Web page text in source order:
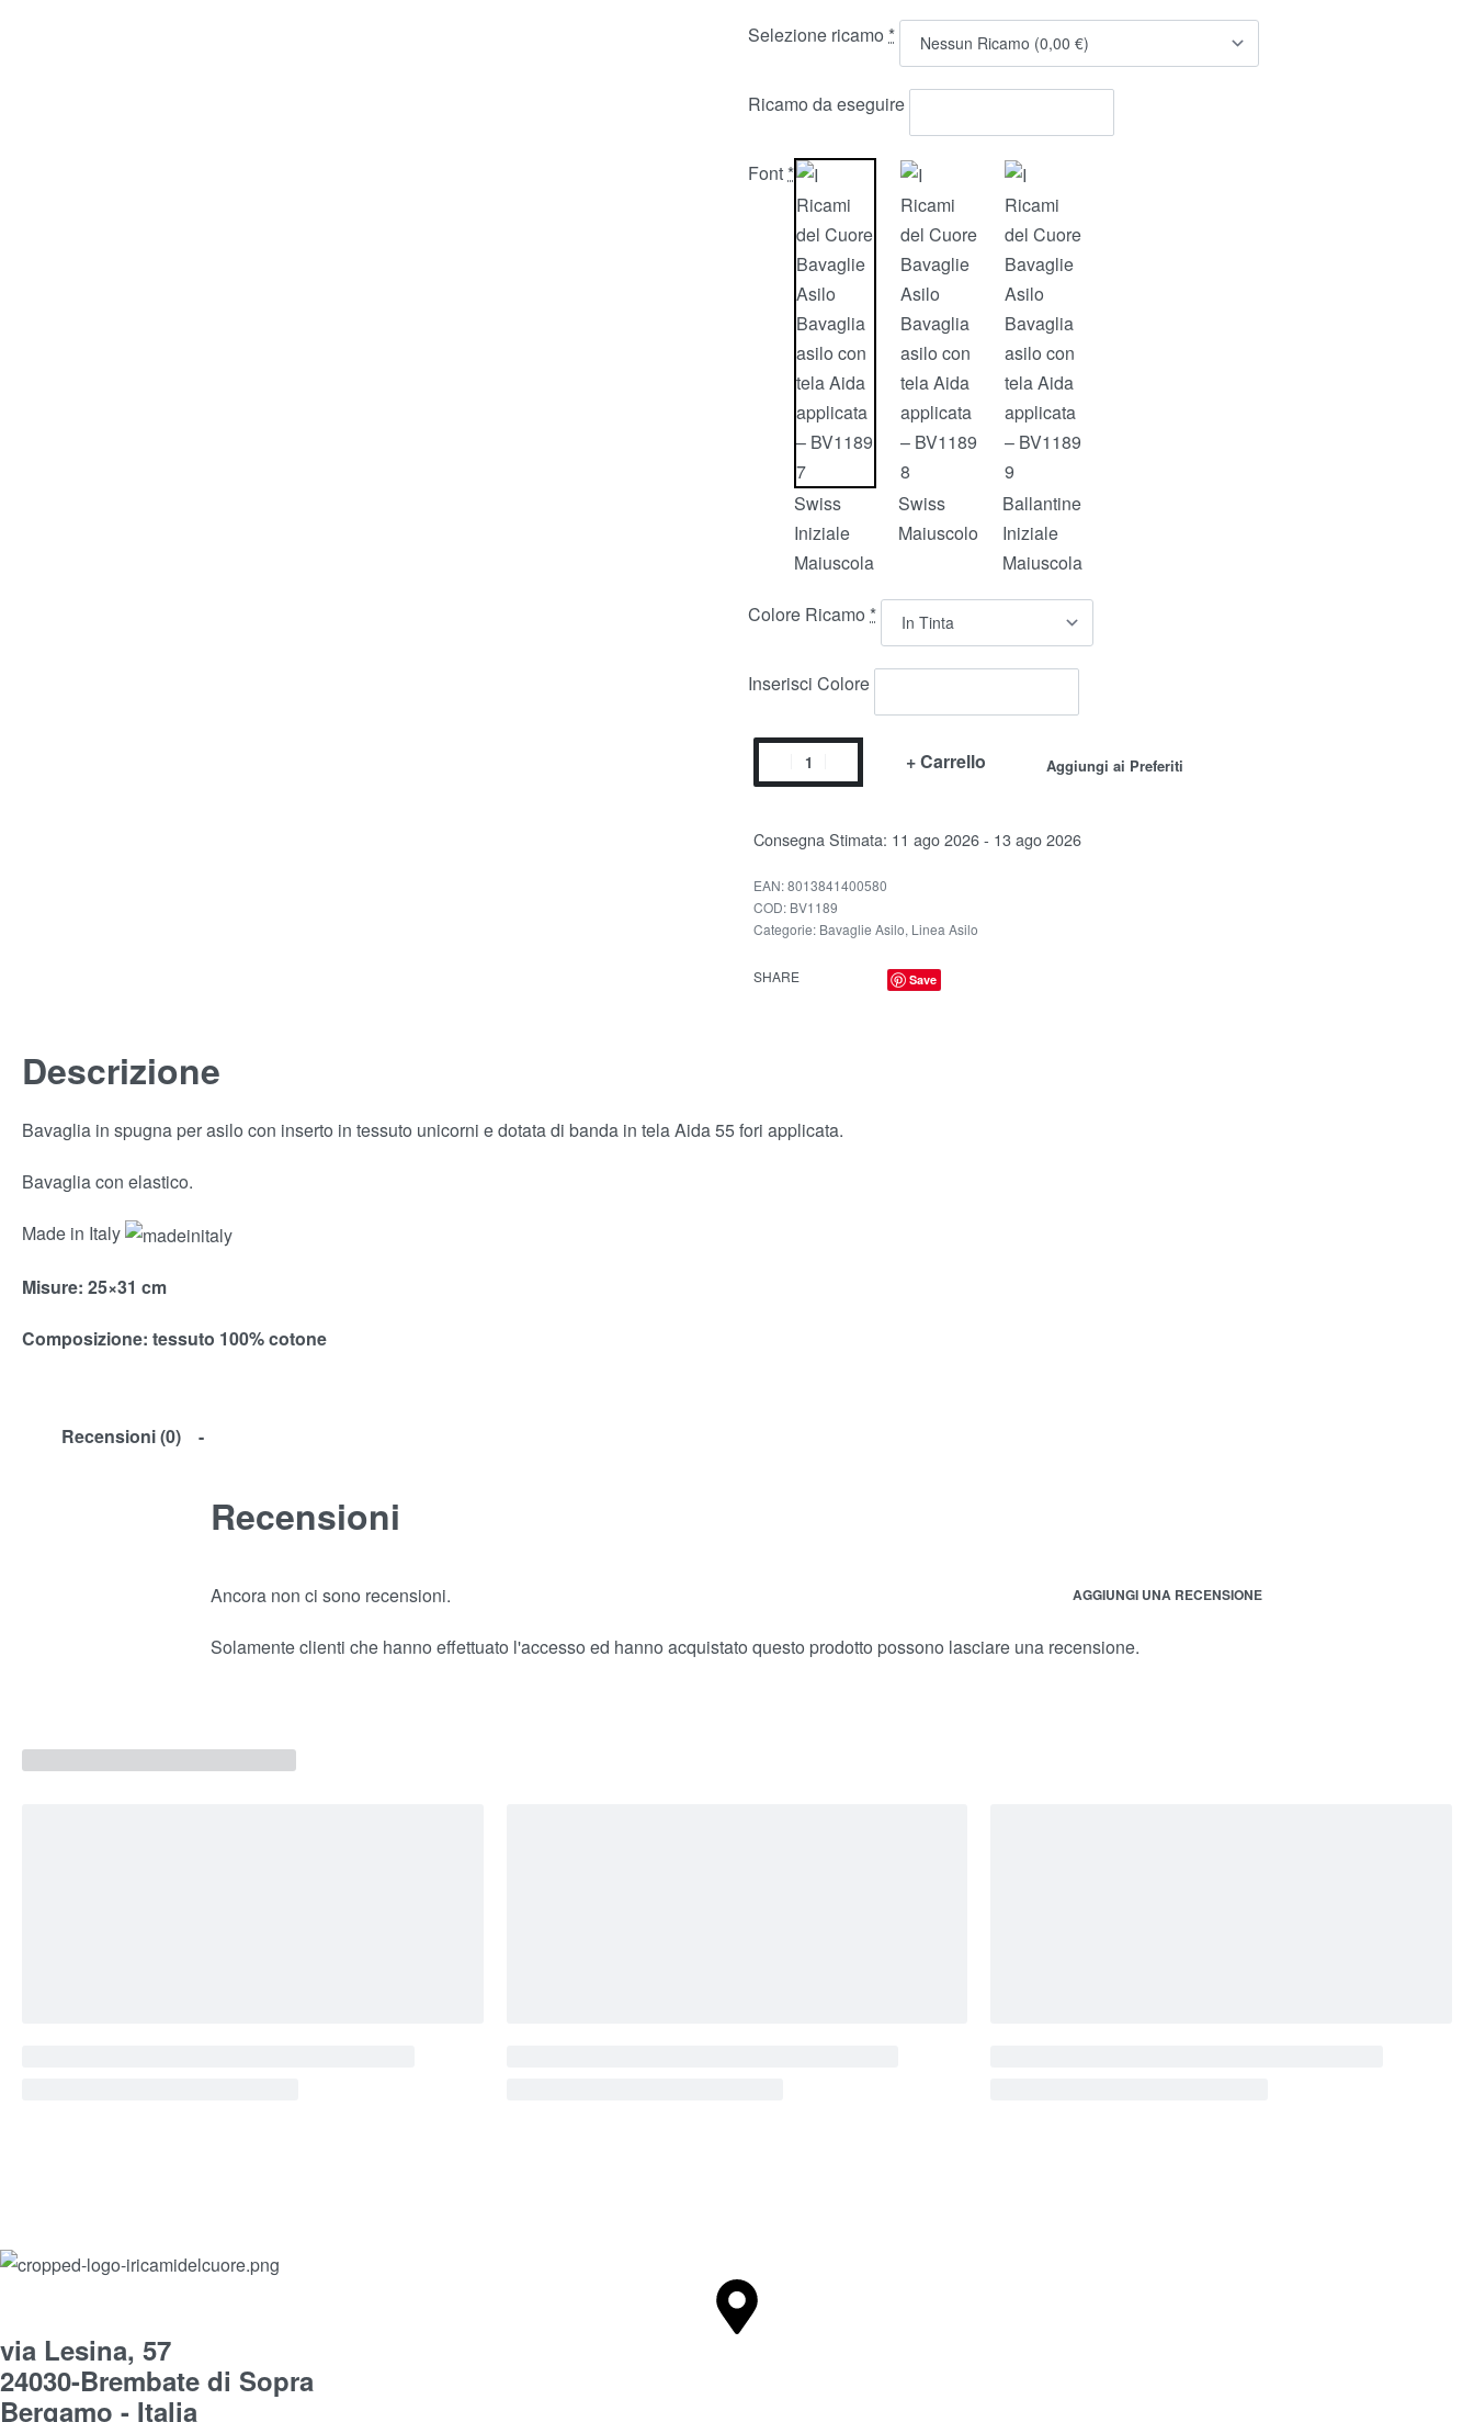
Selezione ricamo *
Ricamo da eseguire
Font *
Swiss
Iniziale
Maiuscola
Swiss
Maiuscolo
Ballantine
Iniziale
Maiuscola
Colore Ricamo *
Inserisci Colore
+ Carrello Aggiungi ai Preferiti
Consegna Stimata: 11 ago 2026 - 13 ago 2026
EAN:8013841400580
BV1189
Categorie: Bavaglie Asilo, Linea Asilo
SHARE Save
Descrizione
Bavaglia in spugna per asilo con inserto in tessuto unicorni e dotata di banda in tela Aida 55 fori applicata.
Bavaglia con elastico.
Made in Italy
Misure: 25×31 cm
Composizione: tessuto 100% cotone
Recensioni (0)
Recensioni
Ancora non ci sono recensioni. AGGIUNGI UNA RECENSIONE
Solamente clienti che hanno effettuato l'accesso ed hanno acquistato questo prodotto possono lasciare una recensione.
via Lesina, 57
24030-Brembate di Sopra
Bergamo - Italia